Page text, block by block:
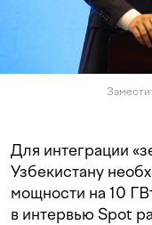
Для интеграции
Узбекистану
мощности на 10
в интервью Spot